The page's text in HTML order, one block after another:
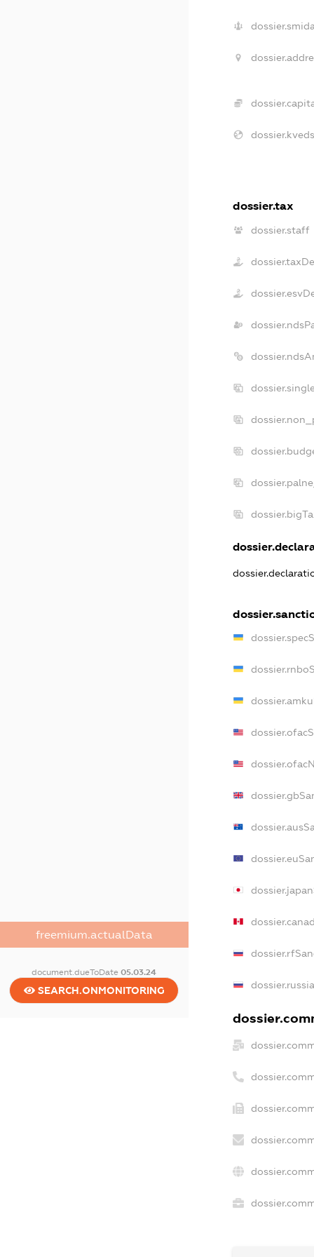
freemium.actualData
document.dueToDate05.03.24
SEARCH.ONMONITORING
dossier.tax
dossier.staff